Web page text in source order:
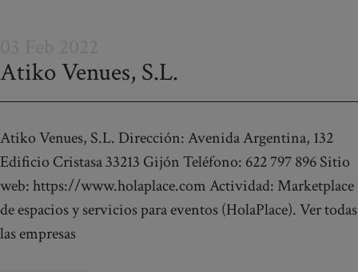
Atiko Venues, S.L.
Atiko Venues, S.L. Dirección: Avenida Argentina, 132
Edificio Cristasa 33213 Gijón Teléfono: 622 797 896 Sitio
web: https://www.holaplace.com Actividad: Marketplace
de espacios y servicios para eventos (HolaPlace). Ver todas
las empresas